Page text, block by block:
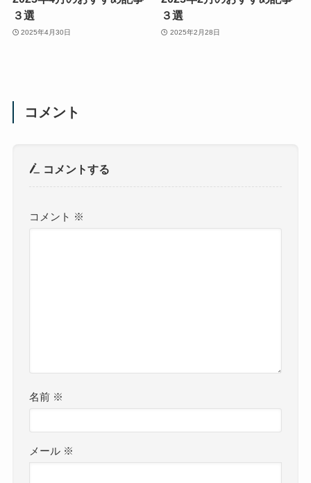
３選
2025年4月30日
３選
2025年2月28日
コメント
コメントする
コメント ※
名前 ※
メール ※